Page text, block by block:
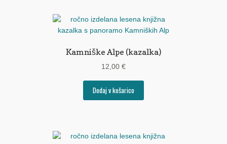
Kamniške Alpe (kazalka)
12,00 €
Dodaj v košarico